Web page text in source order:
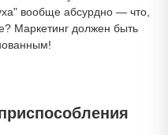
вообще абсурдно — что,
Маркетинг должен быть